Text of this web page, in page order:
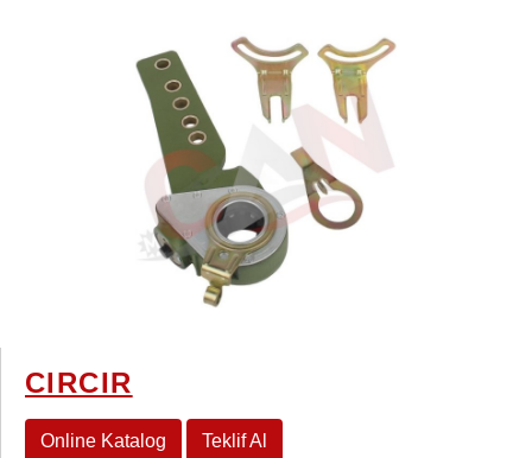
CIRCIR
Online Katalog Teklif Al